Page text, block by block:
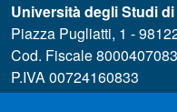
Università degli Studi
Piazza Pugliatti, 1 -
Cod. Fiscale
P.IVA 00724160833
Centralino: 090 676 1